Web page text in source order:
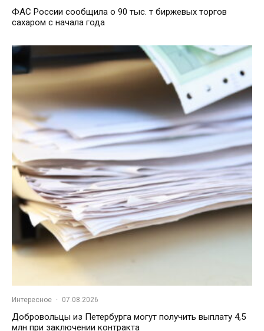
ФАС России сообщила о 90 тыс. т биржевых торгов
сахаром с начала года
Интересное · 07.08.2026
Добровольцы из Петербурга могут получить выплату 4,5
млн при заключении контракта